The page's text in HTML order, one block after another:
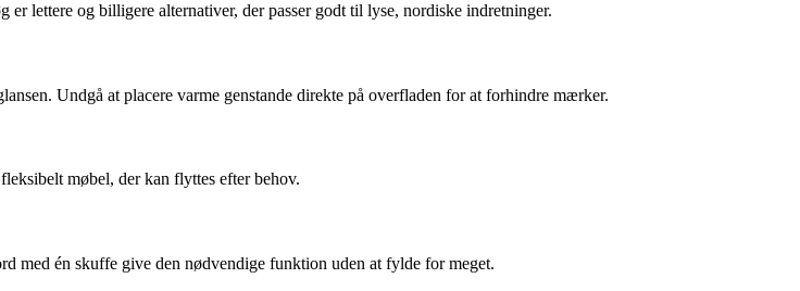
lettere og billigere alternativer, der passer godt til lyse, nordiske indretninger.
Undgå at placere varme genstande direkte på overfladen for at forhindre mærker.
møbel, der kan flyttes efter behov.
med én skuffe give den nødvendige funktion uden at fylde for meget.